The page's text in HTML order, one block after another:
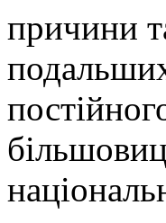
причини